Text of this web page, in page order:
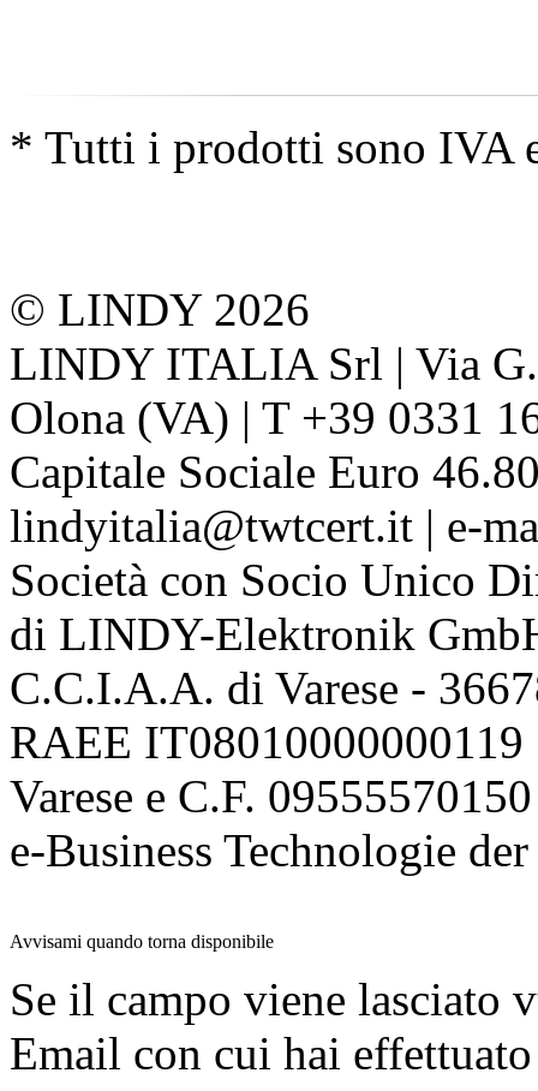
* Tutti i prodotti sono IVA
© LINDY 2026
LINDY ITALIA Srl | Via
Olona (VA) | T +39 0331
Capitale Sociale Euro
lindyitalia@twtcert.it | e-
Società con Socio Unico
di LINDY-Elektronik
C.C.I.A.A. di Varese -
RAEE
Varese e C.F. 09555570150
e-Business Technologie
Avvisami quando torna disponibile
Se il campo viene lasciato
Email con cui hai